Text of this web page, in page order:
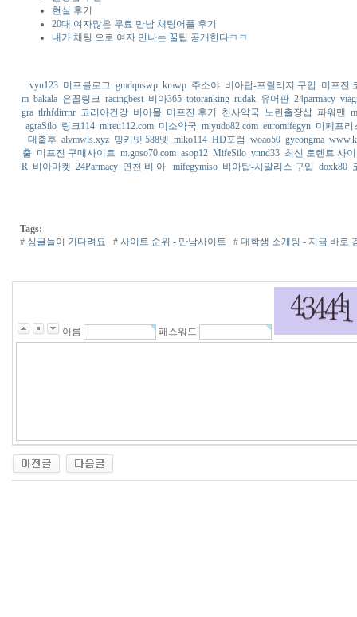
현실 후기
20대 여자많은 무료 만남 채팅어플 후기
내가 채팅 으로 여자 만나는 꿀팁 공개한다ㅋㅋ
vyu123 미프블로그 gmdqnswp kmwp 주소야 비아탑-프릴리지 구입
미프진
m bakala 은꼴링크 racingbest 비아365 totoranking rudak 유머판 24parmacy
gra tlrhfdirrnr 코리아건강 비아몰 미프진 후기 천사약국 노란출장샵 파워맨
agraSilo 링크114 m.reu112.com 미소약국 m.yudo82.com euromifegyn 미페프리
대출후 alvmwls.xyz 밍키넷 588넷 miko114 HD포럼 woao50 gyeongma
출 미프진 구매사이트 m.goso70.com asop12 MifeSilo vnnd33 최신 토렌트 사
R 비아마켓 24Parmacy 연천 비 아 mifegymiso 비아탑-시알리스 구입 doxk80
Tags:
# 싱글들이 기다려요 # 사이트 순위 - 만남사이트 # 대학생 소개팅 - 지금 바로
이름 패스워드